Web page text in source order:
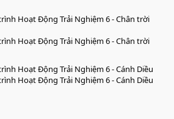
Hoạt Động Trải Nghiệm 6 - Chân trời
Hoạt Động Trải Nghiệm 6 - Chân trời
Hoạt Động Trải Nghiệm 6 - Cánh Diều
Hoạt Động Trải Nghiệm 6 - Cánh Diều